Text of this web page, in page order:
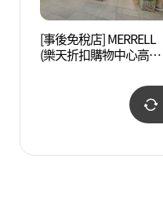
[事後免稅店] MERRELL
(樂天折扣購物中心高陽